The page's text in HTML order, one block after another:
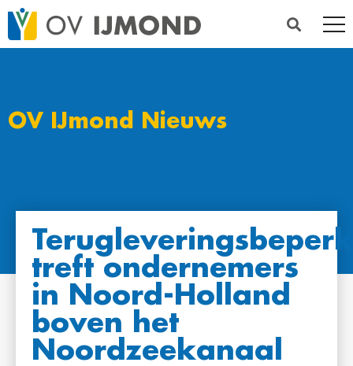
OV IJmond Nieuws
treft ondernemers
in Noord-Holland
boven het
Noordzeekanaal